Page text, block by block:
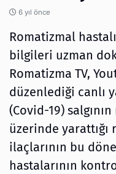
6 yıl önce
Romatizmal
bilgileri uzman
Romatizma TV,
düzenlediği canlı
(Covid-19)
üzerinde
ilaçlarının bu
hastalarının